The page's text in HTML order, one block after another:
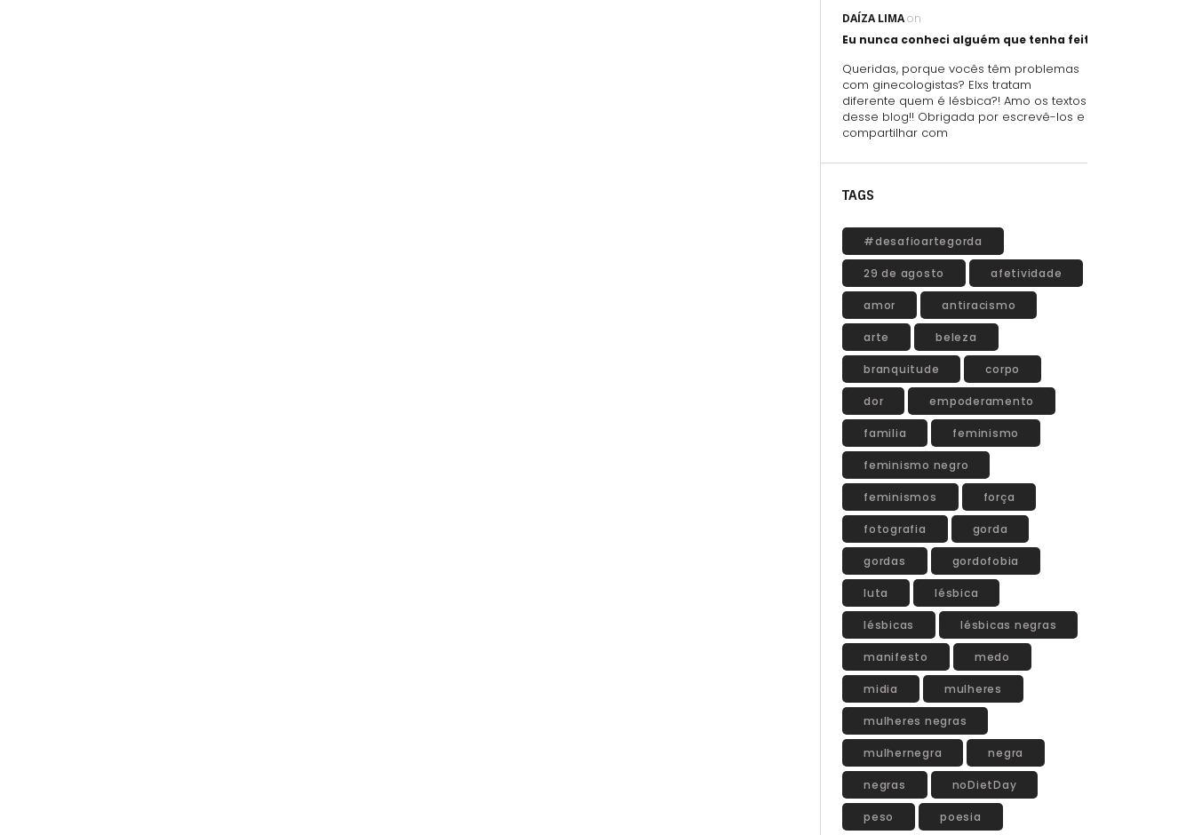
DAÍZA LIMAon
Eu nunca conheci alguém que tenha feito sexo oral
Queridas, porque vocês têm problemas
com ginecologistas? Elxs tratam
diferente quem é lésbica?! Amo os textos
desse blog!! Obrigada por escrevê-los e
compartilhar com
TAGS
#desafioartegorda
29 de agosto afetividade
amor antiracismo
arte beleza
branquitude corpo
dor empoderamento
familia feminismo
feminismo negro
feminismos força
fotografia gorda
gordas gordofobia
luta lésbica
lésbicas lésbicas negras
manifesto medo
midia mulheres
mulheres negras
mulhernegra negra
negras noDietDay
peso poesia